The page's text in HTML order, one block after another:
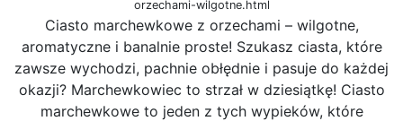
orzechami-wilgotne.html
Ciasto marchewkowe z orzechami – wilgotne,
aromatyczne i banalnie proste! Szukasz ciasta, które
zawsze wychodzi, pachnie obłędnie i pasuje do każdej
okazji? Marchewkowiec to strzał w dziesiątkę! Ciasto
marchewkowe to jeden z tych wypieków, które